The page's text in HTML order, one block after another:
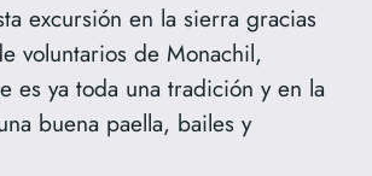
excursión en la sierra gracias
voluntarios de Monachil,
es ya toda una tradición y en la
buena paella, bailes y